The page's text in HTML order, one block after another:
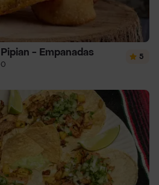
- Empanadas 5